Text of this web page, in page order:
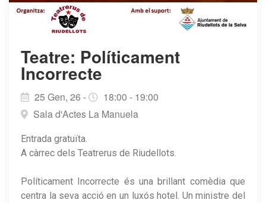
Teatre: Políticament
Incorrecte
25 Gen, 26 -
18:00 - 19:00
Sala d'Actes La Manuela
Entrada gratuïta.
A càrrec dels Teatrerus de Riudellots.
Políticament Incorrecte és una brillant comèdia que
centra la seva acció en un luxós hotel. Un ministre del